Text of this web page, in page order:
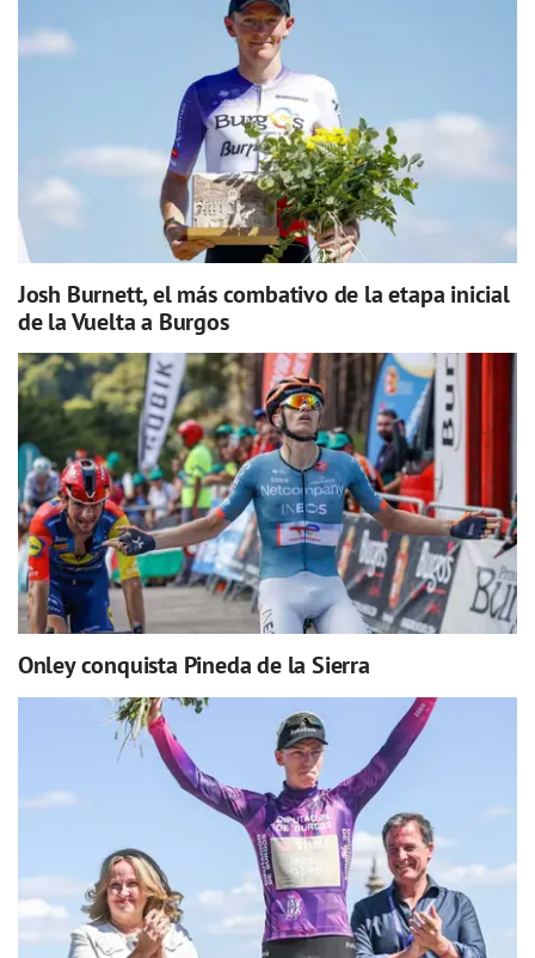
Josh Burnett, el más combativo de la etapa inicial
de la Vuelta a Burgos
Onley conquista Pineda de la Sierra